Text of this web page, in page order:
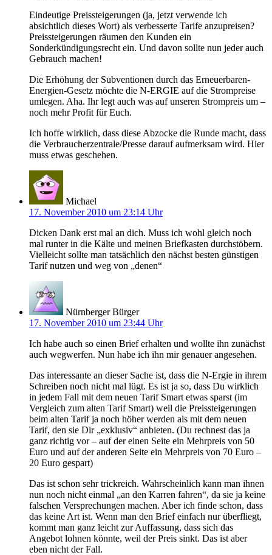
Eindeutige Preissteigerungen (ja, jetzt verwende ich
absichtlich dieses Wort) als verbesserte Tarife anzupreisen?
Preissteigerungen räumen den Kunden ein
Sonderkündigungsrecht ein. Und davon sollte nun jeder auch
Gebrauch machen!
Die Erhöhung der Subventionen durch das Erneuerbaren-
Energien-Gesetz möchte die N-ERGIE auf die Strompreise
umlegen. Aha. Ihr legt auch was auf unseren Strompreis um –
noch mehr Profit für Euch.
Ich hoffe wirklich, dass diese Abzocke die Runde macht, dass
die Verbraucherzentrale/Presse darauf aufmerksam wird. Hier
muss etwas geschehen.
Michael
17. November 2010 um 23:14 Uhr
Dicken Dank erst mal an dich. Muss ich wohl gleich noch
mal runter in die Kälte und meinen Briefkasten durchstöbern.
Vielleicht sollte man tatsächlich den nächst besten günstigen
Tarif nutzen und weg von „denen“
Nürnberger Bürger
17. November 2010 um 23:44 Uhr
Ich habe auch so einen Brief erhalten und wollte ihn zunächst
auch wegwerfen. Nun habe ich ihn mir genauer angesehen.
Das interessante an dieser Sache ist, dass die N-Ergie in ihrem
Schreiben noch nicht mal lügt. Es ist ja so, dass Du wirklich
in jedem Fall mit dem neuen Tarif Smart etwas sparst (im
Vergleich zum alten Tarif Smart) weil die Preissteigerungen
beim alten Tarif ja noch höher werden als mit dem neuen
Tarif, den sie Dir „exklusiv“ anbieten. (Du rechnest das ja
ganz richtig vor – auf der einen Seite ein Mehrpreis von 50
Euro und auf der anderen Seite ein Mehrpreis von 70 Euro –
20 Euro gespart)
Das ist schon sehr trickreich. Wahrscheinlich kann man ihnen
nun noch nicht einmal „an den Karren fahren“, da sie ja keine
falschen Versprechungen machen. Aber ich finde schon, dass
das keine Art ist. Wenn man den Brief einfach nur überfliegt,
kommt man ganz leicht zur Auffassung, dass sich das
Angebot lohnen könnte, weil der Preis sinkt. Das ist aber
eben nicht der Fall.